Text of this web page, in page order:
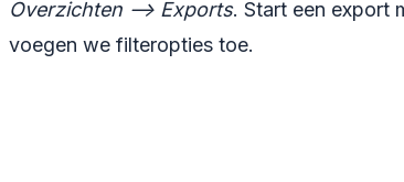
Overzichten --> Exports. Start een export
voegen we filteropties toe.